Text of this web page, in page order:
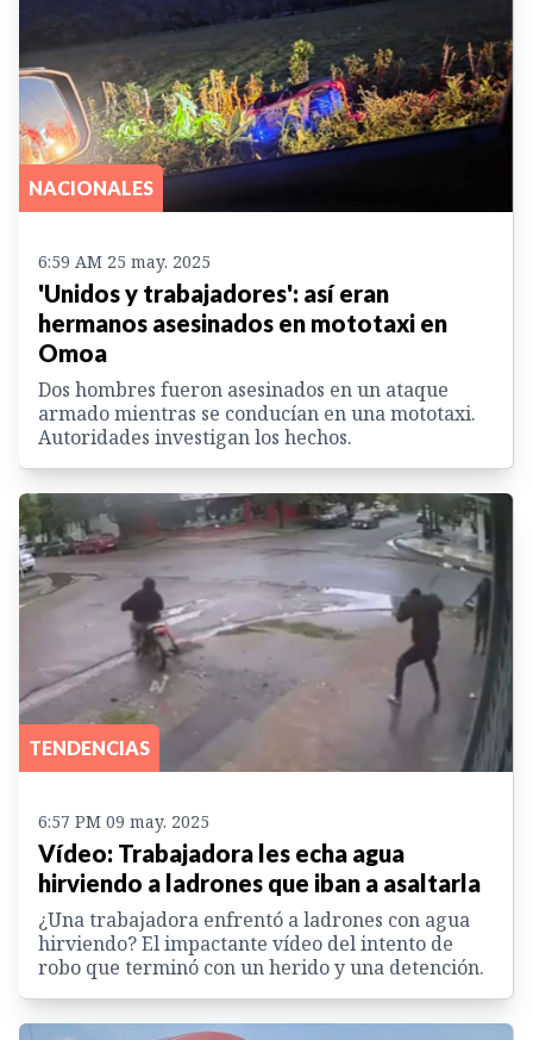
NACIONALES
6:59 AM 25 may. 2025
'Unidos y trabajadores': así eran
hermanos asesinados en mototaxi en
Omoa
Dos hombres fueron asesinados en un ataque
armado mientras se conducían en una mototaxi.
Autoridades investigan los hechos.
TENDENCIAS
6:57 PM 09 may. 2025
Vídeo: Trabajadora les echa agua
hirviendo a ladrones que iban a asaltarla
¿Una trabajadora enfrentó a ladrones con agua
hirviendo? El impactante vídeo del intento de
robo que terminó con un herido y una detención.